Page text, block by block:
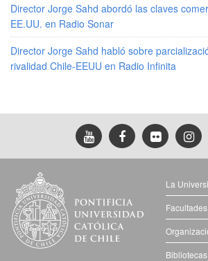
Director Jorge Sahd abordó las claves
EE.UU. en Radio Sonar
Director Jorge Sahd habló sobre
rivalidad Chile-EEUU en Radio Infinita
La
Facultades
Bibliotecas